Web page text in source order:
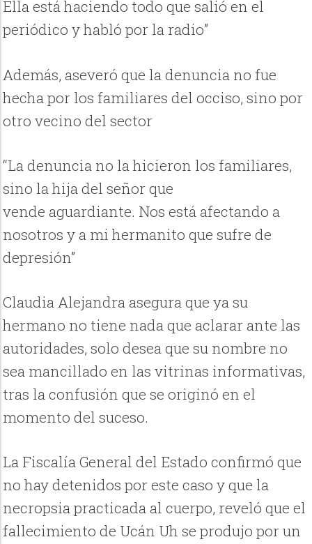
Ella está haciendo todo que salió en el
periódico y habló por la radio”
Además, aseveró que la denuncia no fue
hecha por los familiares del occiso, sino por
otro vecino del sector
“La denuncia no la hicieron los familiares,
sino la hija del señor que
vende aguardiante. Nos está afectando a
nosotros y a mi hermanito que sufre de
depresión”
Claudia Alejandra asegura que ya su
hermano no tiene nada que aclarar ante las
autoridades, solo desea que su nombre no
sea mancillado en las vitrinas informativas,
tras la confusión que se originó en el
momento del suceso.
La Fiscalía General del Estado confirmó que
no hay detenidos por este caso y que la
necropsia practicada al cuerpo, reveló que el
fallecimiento de Ucán Uh se produjo por un